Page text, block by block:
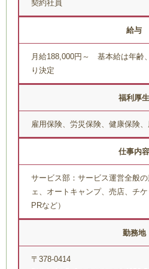
契約社員
給与
月給188,000円～ 基本給は年齢
り決定
福利厚生
雇用保険、労災保険、健康保険
仕事内容
サービス部：サービス運営全般
ェ、オートキャンプ、売店、チケ
PRなど）
勤務地
〒378-0414